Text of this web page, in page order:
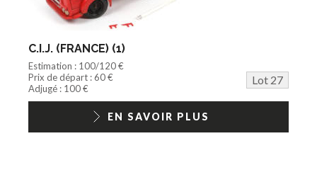
C.I.J. (FRANCE) (1)
Estimation : 100/120 €
Prix de départ : 60 €
Lot 27
Adjugé : 100 €
EN SAVOIR PLUS